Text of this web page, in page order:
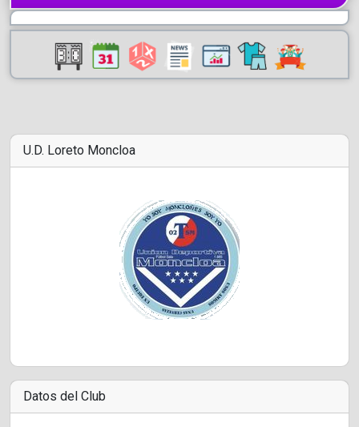
U.D. Loreto Moncloa
Datos del Club